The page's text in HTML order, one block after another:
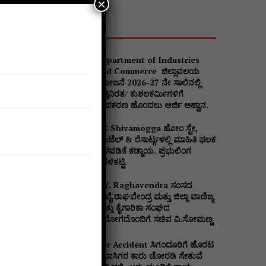
Popular
Department of Industries
and Commerce ಜಿಲ್ಲಾವಲಯ
ಯೋಜನೆ 2026-27 ನೇ ಸಾಲಿನಲ್ಲಿ
ವೃತ್ತಿನಿರತ/ ಕುಶಲಕರ್ಮಿಗಳಿಗೆ
ಉಪಕರಣ ಹೊಂದಲು ಅರ್ಜಿ ಆಹ್ವಾನ.
DC Shivamogga ಹೋಂ ಸ್ಟೇ,
ಹೊಟೆಲ್ & ರೆಸಾರ್ಟ್ಗಳಲ್ಲಿ ಮಾಹಿತಿ ಫಲಕ
ಅಳವಡಿಕೆ ಕಡ್ಡಾಯ. ಪ್ರಭುಲಿಂಗ
ಕವಳಿಕಟ್ಟಿ.
B.Y. Raghavendra ಸಂಸದ
ಬಿ.ವೈ.ರಾಘವೇಂದ್ರ ಮತ್ತು ಜಿಲ್ಲಾ ವಾಣಿಜ್ಯ
ಮತ್ತು ಕೈಗಾರಿಕಾ ಸಂಘದ
ನಿಯೋಗದೊಂದಿಗೆ ಸಚಿವ ವಿ‌.ಸೋಮಣ್ಣ
Car Accident ಸಿಗಂದೂರಿಗೆ ಹೊರಟ
ಪ್ರವಾಸಿಗರ ಕಾರು ಚೋರಡಿ ಸೇತುವೆ
×